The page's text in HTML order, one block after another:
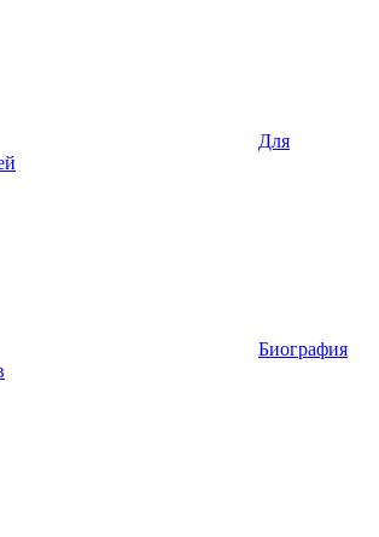
Для
Биография